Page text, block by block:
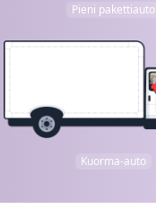
Pieni pakettiauto
Kuorma-auto